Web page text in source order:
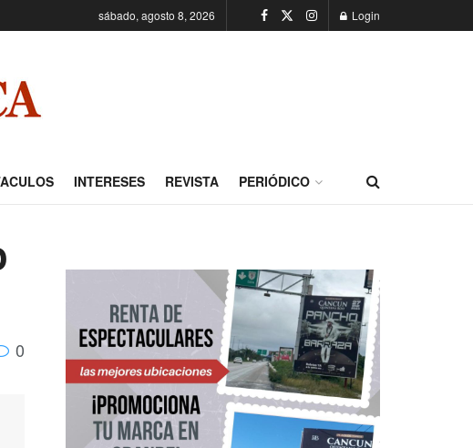
sábado, agosto 8, 2026 Login
INTERESES REVISTA PERIÓDICO
0